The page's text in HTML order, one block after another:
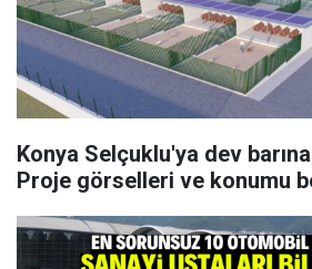
Konya Selçuklu'ya dev
Proje görselleri ve konumu